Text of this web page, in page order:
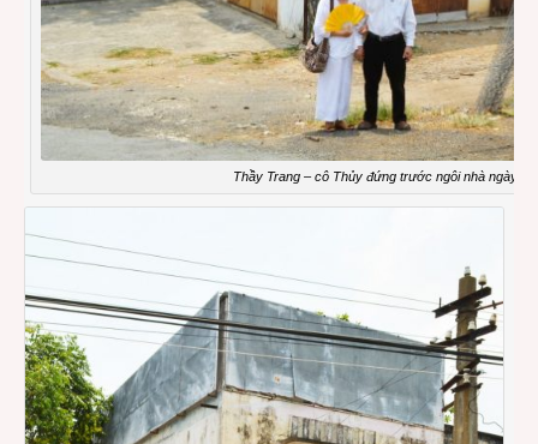
Thầy Trang – cô Thủy đứng trước ngôi nhà ngày